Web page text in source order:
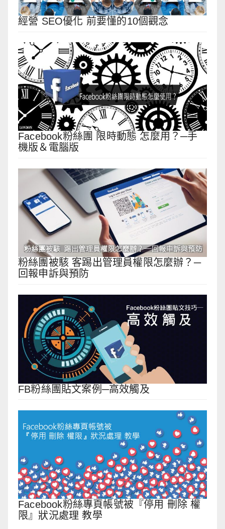
經營 SEO優化 前要懂的10個觀念
Facebook粉絲團 限時動態 怎麼用？─手
機版＆電腦版
粉絲團被駭 客踢出管理員權限怎麼辦？─
回報申訴與預防
FB粉絲團貼文案例─高效觸及
Facebook粉絲專頁帳號被『停用 刪除 權
限』狀況處理 教學